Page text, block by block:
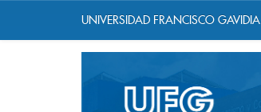
UNIVERSIDAD FRANCISCO GAVIDIA